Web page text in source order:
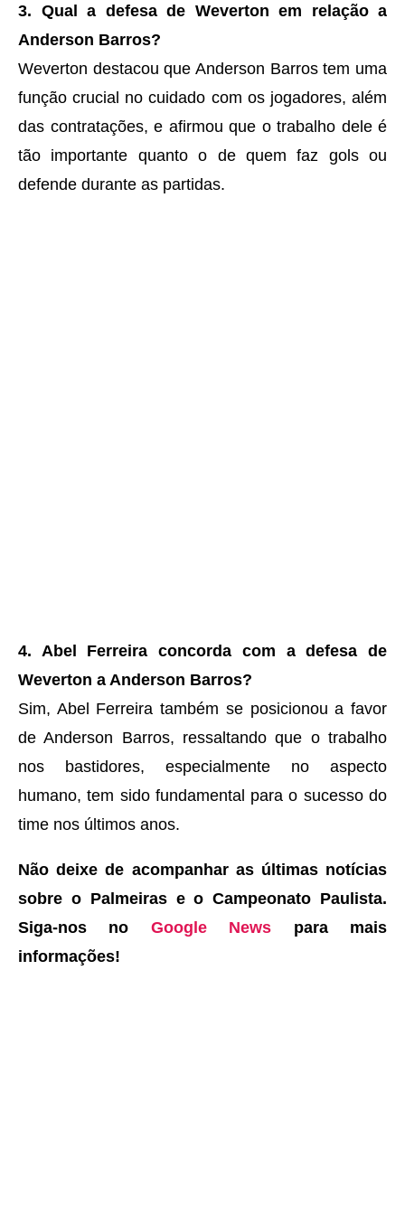
3. Qual a defesa de Weverton em relação a
Anderson Barros?
Weverton destacou que Anderson Barros tem uma
função crucial no cuidado com os jogadores, além
das contratações, e afirmou que o trabalho dele é
tão importante quanto o de quem faz gols ou
defende durante as partidas.
4. Abel Ferreira concorda com a defesa de
Weverton a Anderson Barros?
Sim, Abel Ferreira também se posicionou a favor
de Anderson Barros, ressaltando que o trabalho
nos bastidores, especialmente no aspecto
humano, tem sido fundamental para o sucesso do
time nos últimos anos.
Não deixe de acompanhar as últimas notícias
sobre o Palmeiras e o Campeonato Paulista.
Siga-nos no Google News para mais
informações!